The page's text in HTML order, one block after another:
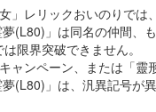
」レリックおいのりでは、
(L80)」は同名の仲間、
限界突破できません。
ャンペーン、または「靈
(L80)」は、汎異記号が